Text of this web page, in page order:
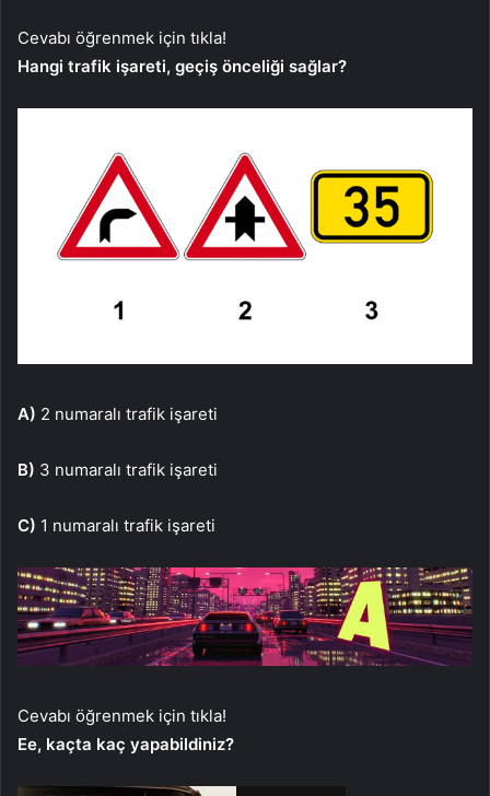
Cevabı öğrenmek için tıkla!
Hangi trafik işareti, geçiş önceliği sağlar?
A) 2 numaralı trafik işareti
B) 3 numaralı trafik işareti
C) 1 numaralı trafik işareti
Cevabı öğrenmek için tıkla!
Ee, kaçta kaç yapabildiniz?